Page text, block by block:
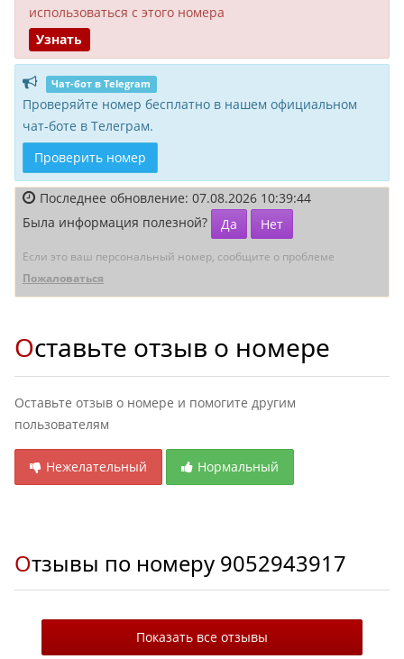
исполь­зоваться с этого номера
Узнать
Чат-бот в Telegram
Проверяйте номер бесплатно в нашем официальном
чат-боте в Телеграм.
Проверить номер
Последнее обновление: 07.08.2026 10:39:44
Была информация полезной?
Да Нет
Если это ваш персональный номер, сообщите о проблеме
Пожаловаться
Оставьте отзыв о номере
Оставьте отзыв о номере и помогите другим
пользователям
Нежелательный Нормальный
Отзывы по номеру 9052943917
Показать все отзывы